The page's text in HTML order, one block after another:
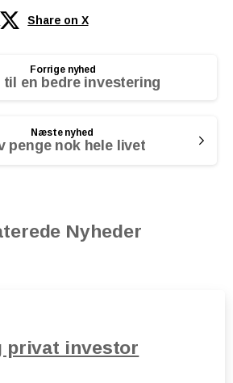
Share on X
Forrige nyhed
til en bedre investering
Næste nyhed
penge nok hele livet
Nyheder
privat investor